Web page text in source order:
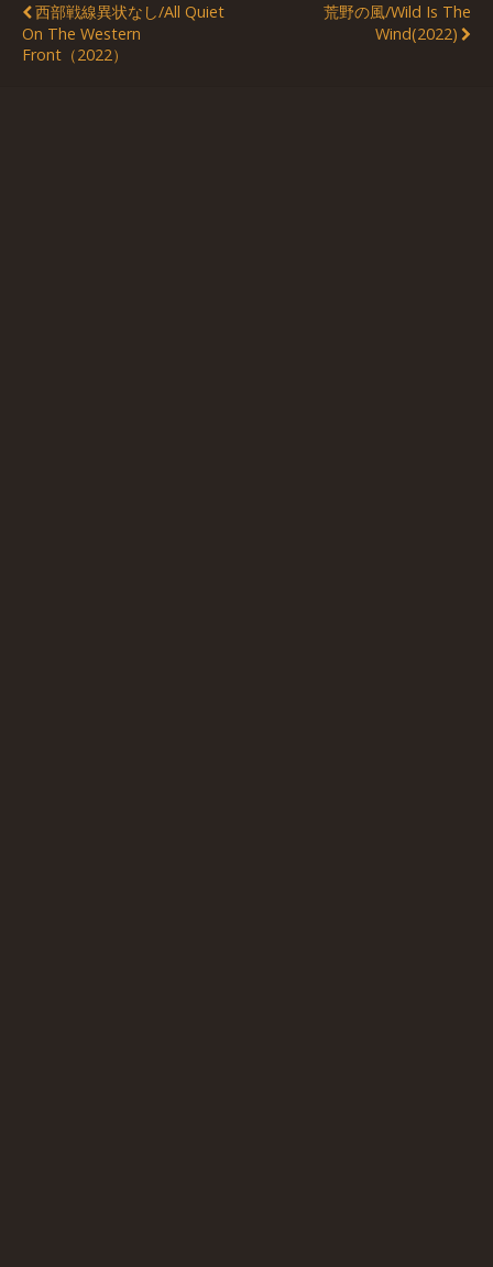
西部戦線異状なし/All Quiet
On The Western
Front（2022）
荒野の風/Wild Is The
Wind(2022)